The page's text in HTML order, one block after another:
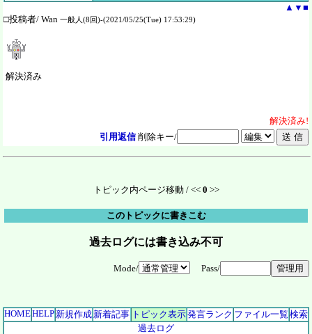
▲ ▼ ■
□投稿者/ Wan 一般人(8回)-(2021/05/25(Tue) 17:53:29)
解決済み
解決済み!
引用返信 削除キー/
トピック内ページ移動 / << 0 >>
このトピックに書きこむ
過去ログには書き込み不可
Mode/ Pass/
HOMEHELP 新規作成 新着記事 トピック表示発言ランク ファイル一覧 検索
過去ログ